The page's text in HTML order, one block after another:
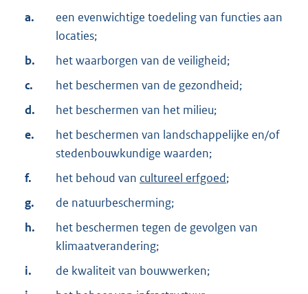
a.
een evenwichtige toedeling van functies aan
locaties;
b.
het waarborgen van de veiligheid;
c.
het beschermen van de gezondheid;
d.
het beschermen van het milieu;
e.
het beschermen van landschappelijke en/of
stedenbouwkundige waarden;
f.
het behoud van cultureel erfgoed;
g.
de natuurbescherming;
h.
het beschermen tegen de gevolgen van
klimaatverandering;
i.
de kwaliteit van bouwwerken;